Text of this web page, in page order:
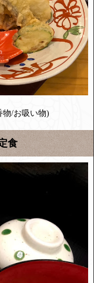
物/お吸い物)
食